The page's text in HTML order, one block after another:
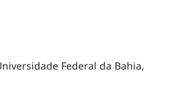
Federal da Bahia,